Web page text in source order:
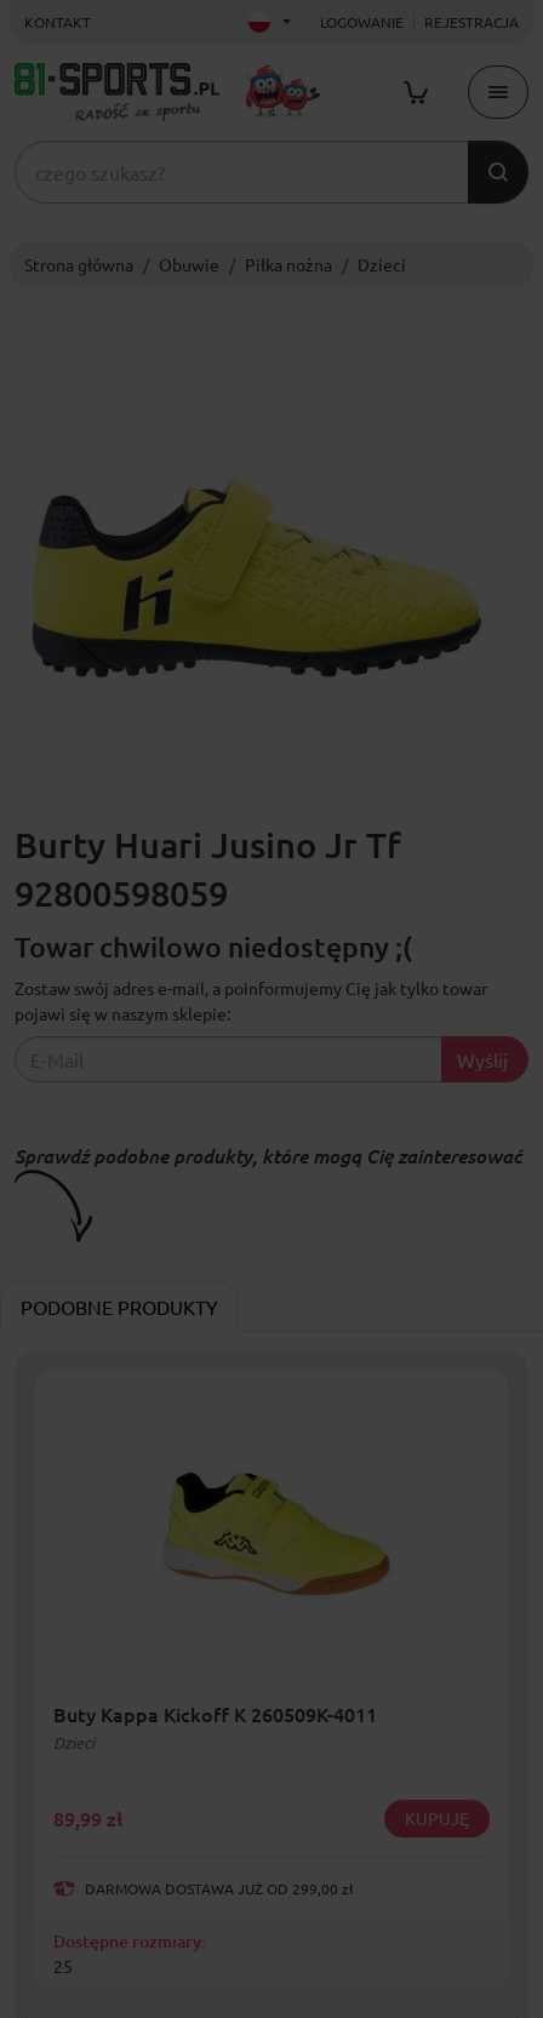
KONTAKT LOGOWANIE REJESTRACJA
Strona główna Obuwie Piłka nożna Dzieci
Burty Huari Jusino Jr Tf
92800598059
Towar chwilowo niedostępny ;(
Zostaw swój adres e-mail, a poinformujemy Cię jak tylko towar
pojawi się w naszym sklepie:
Wyślij
Sprawdź podobne produkty, które mogą Cię zainteresować
PODOBNE PRODUKTY
Buty Kappa Kickoff K 260509K-4011
Dzieci
89,99 zł KUPUJĘ
DARMOWA DOSTAWA JUŻ OD 299,00 zł
Dostępne rozmiary:
25